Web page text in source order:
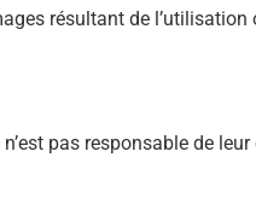
résultant de l’utilisation
pas responsable de